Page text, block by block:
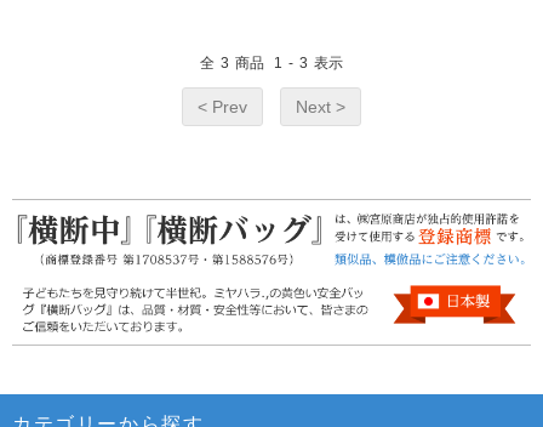
全 3 商品 1 - 3 表示
< Prev Next >